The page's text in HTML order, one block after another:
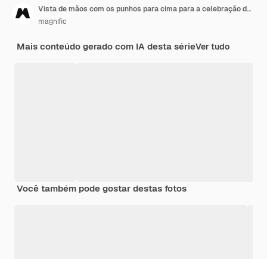
Vista de mãos com os punhos para cima para a celebração do Dia da Mulher
magnific
Mais conteúdo gerado com IA desta sérieVer tudo
Você também pode gostar destas fotos